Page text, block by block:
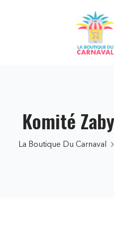
Komité
La Boutique Du Carnaval